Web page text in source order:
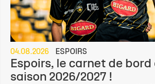
04.08.2026 ESPOIRS
Espoirs, le carnet de bord
saison 2026/2027 !